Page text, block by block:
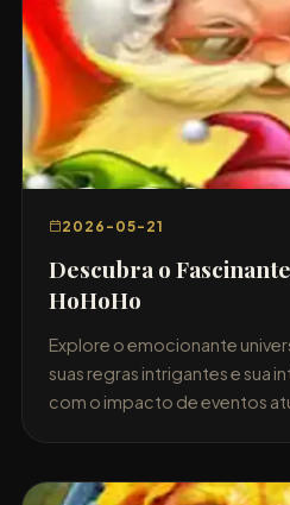
2026-05-21
Descubra o
HoHoHo
Explore o emocionante
suas regras intrigantes e sua
com o impacto de eventos